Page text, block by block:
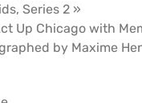
Series 2 »
Up Chicago with
by Maxime